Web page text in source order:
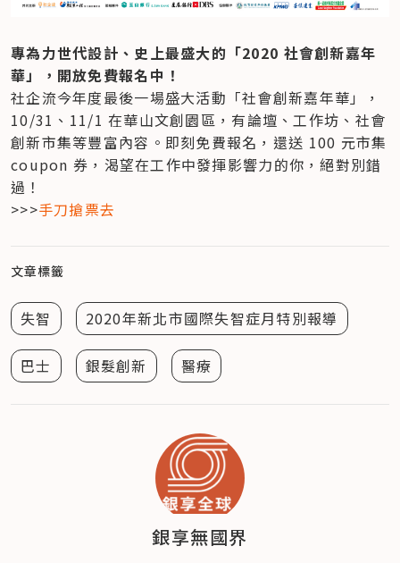
專為力世代設計、史上最盛大的「2020 社會創新嘉年
華」，開放免費報名中！
社企流今年度最後一場盛大活動「社會創新嘉年華」，
10/31、11/1 在華山文創園區，有論壇、工作坊、社會
創新市集等豐富內容。即刻免費報名，還送 100 元市集
coupon 券，渴望在工作中發揮影響力的你，絕對別錯
過！
>>>手刀搶票去
文章標籤
失智 2020年新北市國際失智症月特別報導
巴士 銀髮創新 醫療
銀享無國界